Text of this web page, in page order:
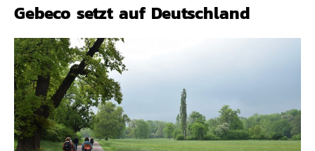
Gebeco setzt auf Deutschland